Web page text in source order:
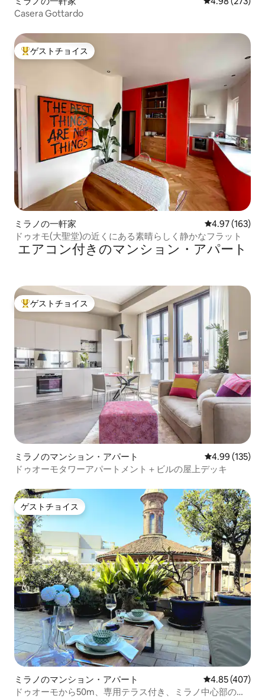
Casera Gottardo
大好評のゲストチョイスです。
ゲストチョイス
ミラノの一軒家 レビュー163
4.97 (163)
ドゥオモ(大聖堂)の近くにある素晴らしく静かなフラット
エアコン付きのマンション・アパート
大好評のゲストチョイスです。
ゲストチョイス
ミラノのマンション・アパート レビュー135
4.99 (135)
ドゥオーモタワーアパートメント＋ビルの屋上デッキ
ゲストチョイス
ゲストチョイス
ミラノのマンション・アパート レビュー407
4.85 (407)
ドゥオーモから50m、専用テラス付き、ミラノ中心部の静